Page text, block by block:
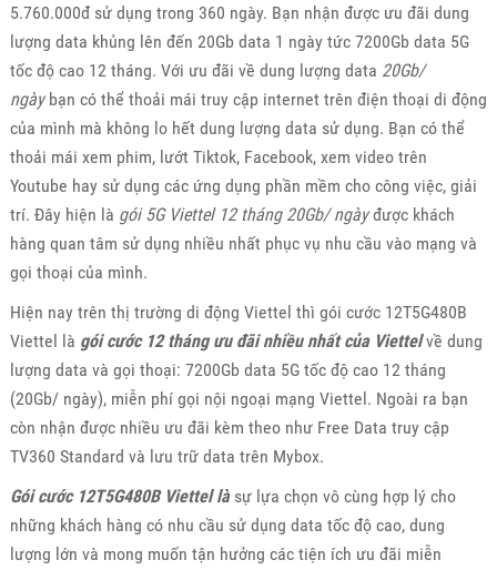
5.760.000đ sử dụng trong 360 ngày. Bạn nhận được ưu đãi dung
lượng data khủng lên đến 20Gb data 1 ngày tức 7200Gb data 5G
tốc độ cao 12 tháng. Với ưu đãi về dung lượng data 20Gb/
ngàybạn có thể thoải mái truy cập internet trên điện thoại di động
của mình mà không lo hết dung lượng data sử dụng. Bạn có thể
thoải mái xem phim, lướt Tiktok, Facebook, xem video trên
Youtube hay sử dụng các ứng dụng phần mềm cho công việc, giải
trí. Đây hiện là gói 5G Viettel 12 tháng 20Gb/ ngàyđược khách
hàng quan tâm sử dụng nhiều nhất phục vụ nhu cầu vào mạng và
gọi thoại của mình.
Hiện nay trên thị trường di động Viettel thì gói cước 12T5G480B
Viettel là gói cước 12 tháng ưu đãi nhiều nhất của Viettelvề dung
lượng data và gọi thoại: 7200Gb data 5G tốc độ cao 12 tháng
(20Gb/ ngày), miễn phí gọi nội ngoại mạng Viettel. Ngoài ra bạn
còn nhận được nhiều ưu đãi kèm theo như Free Data truy cập
TV360 Standard và lưu trữ data trên Mybox.
Gói cước 12T5G480B Viettel làsự lựa chọn vô cùng hợp lý cho
những khách hàng có nhu cầu sử dụng data tốc độ cao, dung
lượng lớn và mong muốn tận hưởng các tiện ích ưu đãi miễn